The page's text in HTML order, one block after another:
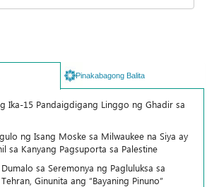
Pinakabagong Balita
Ika-15 Pandaigdigang Linggo ng Ghadir sa
ng Isang Moske sa Milwaukee na Siya ay
sa Kanyang Pagsuporta sa Palestine
sa Seremonya ng Pagluluksa sa
Ginunita ang “Bayaning Pinuno”